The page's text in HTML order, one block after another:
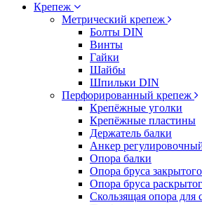
Крепеж
Метрический крепеж
Болты DIN
Винты
Гайки
Шайбы
Шпильки DIN
Перфорированный крепеж
Крепёжные уголки
Крепёжные пластины
Держатель балки
Анкер
Опора балки
Опора бруса
Опора бруса
Скользящая опора для